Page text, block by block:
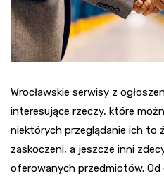
Wrocławskie serwisy z
interesujące rzeczy, które
niektórych przeglądanie ich to
zaskoczeni, a jeszcze inni
oferowanych przedmiotów.